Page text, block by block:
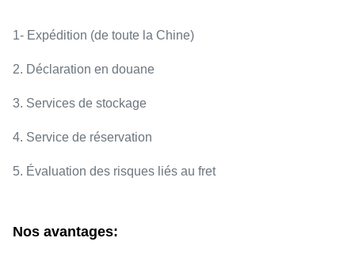
1- Expédition (de toute la Chine)
2. Déclaration en douane
3. Services de stockage
4. Service de réservation
5. Évaluation des risques liés au fret
Nos avantages: